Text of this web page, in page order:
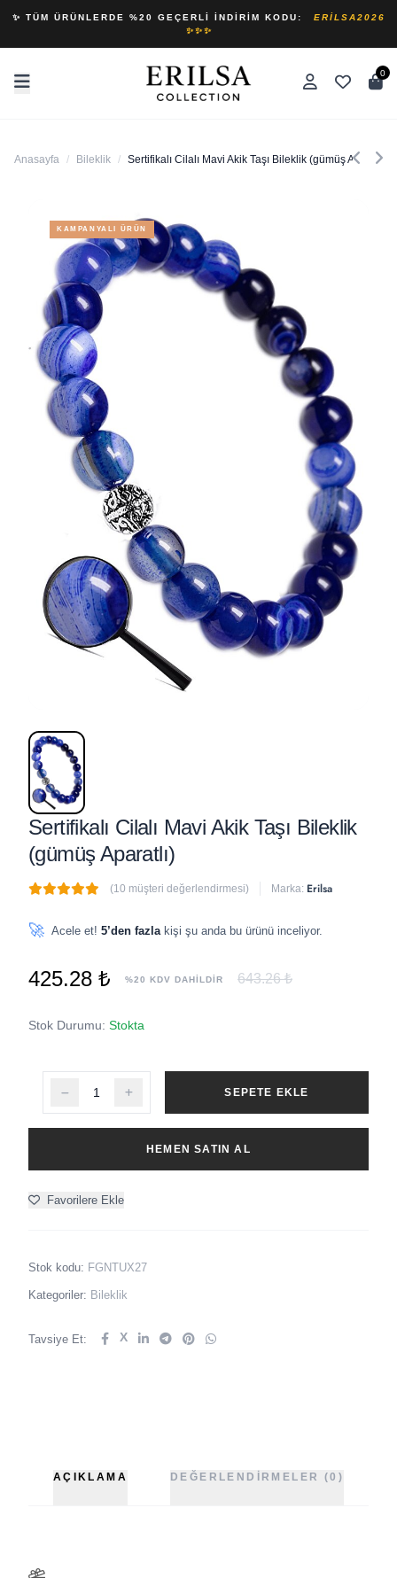
✨ TÜM ÜRÜNLERDE %20 GEÇERLI İNDIRIM KODU:
ERILSA2026
✨✨✨
0
Anasayfa / Bileklik / Sertifikalı Cilalı Mavi Akik Taşı Bileklik (gümüş Aparatlı)
KAMPANYALI ÜRÜN
Sertifikalı Cilalı Mavi Akik Taşı Bileklik
(gümüş Aparatlı)
(10 müşteri değerlendirmesi) Marka: Erilsa
🚀 Acele et! 5’den fazla kişi şu anda bu ürünü inceliyor.
425.28 ₺ %20 KDV DAHİLDİR 643.26 ₺
Stok Durumu: Stokta
SEPETE EKLE
HEMEN SATIN AL
Favorilere Ekle
Stok kodu: FGNTUX27
Kategoriler: Bileklik
Tavsiye Et: X
AÇIKLAMA DEĞERLENDIRMELER (0)